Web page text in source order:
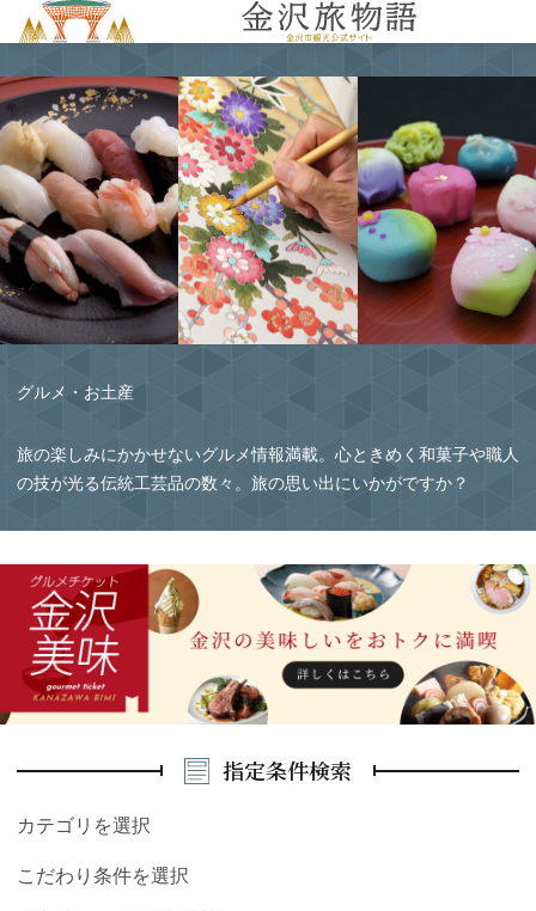
グルメ・お土産
旅の楽しみにかかせないグルメ情報満載。心ときめく和菓子や職人
の技が光る伝統工芸品の数々。旅の思い出にいかがですか？
指定条件検索
カテゴリを選択
こだわり条件を選択